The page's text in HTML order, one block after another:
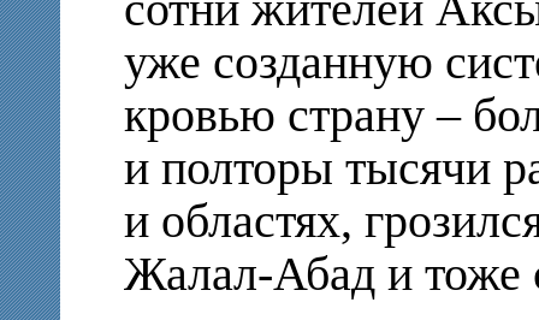
уже созданную
кровью страну –
и полторы тысячи
и областях,
Жалал-Абад и тоже